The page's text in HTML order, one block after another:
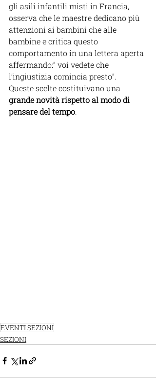
gli asili infantili misti in Francia,
osserva che le maestre dedicano più
attenzioni ai bambini che alle
bambine e critica questo
comportamento in una lettera aperta
affermando:” voi vedete che
l’ingiustizia comincia presto”.
Queste scelte costituivano una
grande novità rispetto al modo di
pensare del tempo.
EVENTI SEZIONI
SEZIONI